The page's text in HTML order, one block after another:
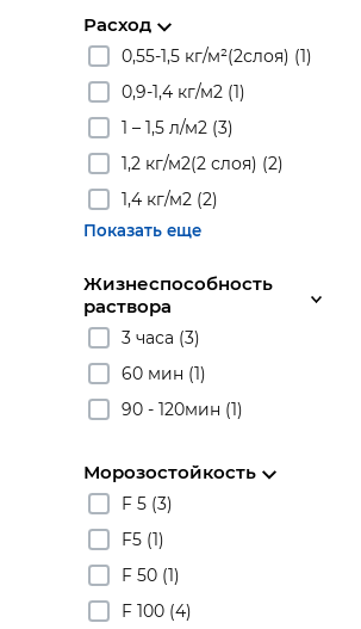
Расход
0,55-1,5 кг/м²(2слоя) (1)
0,9-1,4 кг/м2 (1)
1 – 1,5 л/м2 (3)
1,2 кг/м2(2 слоя) (2)
1,4 кг/м2 (2)
Показать еще
Жизнеспособность
раствора
3 часа (3)
60 мин (1)
90 - 120мин (1)
Морозостойкость
F 5 (3)
F5 (1)
F 50 (1)
F 100 (4)